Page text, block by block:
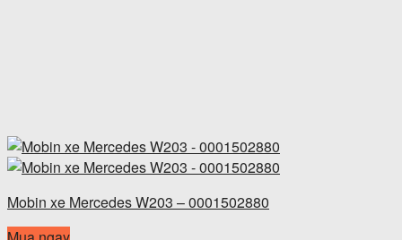
Mobin xe Mercedes W203 – 0001502880